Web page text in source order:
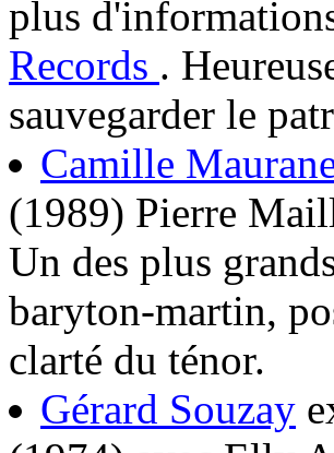
plus
Records .
sauvegarder le
Camille
(1989) Pierre
Un des plus
baryton-martin,
clarté du ténor.
Gérard Souzay